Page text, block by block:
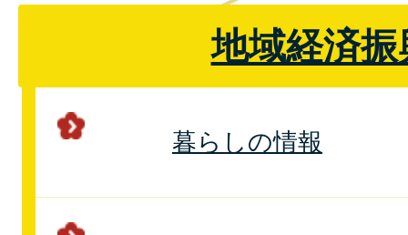
地域経済振
暮らしの情報